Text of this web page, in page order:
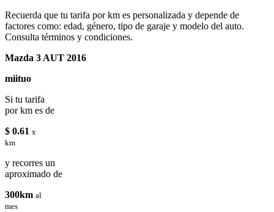
Recuerda que tu tarifa por km es personalizada y depende de
factores como: edad, género, tipo de garaje y modelo del auto.
Consulta términos y condiciones.
Mazda 3 AUT 2016
miituo
Si tu tarifa
por km es de
$ 0.61 x
km
y recorres un
aproximado de
300km al
mes